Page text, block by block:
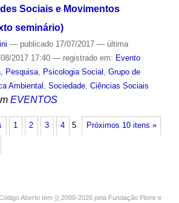
Sociais e Movimentos
seminário)
— publicado17/07/2017 — última
2017 17:40 — registrado em: Evento
, Pesquisa, Psicologia Social , Grupo de
Ambiental , Sociedade, Ciências Sociais
EVENTOS
Próximos 10 itens »
1 2 3 4 5
Aberto tem © 2000-2026 pela Fundação Plone e